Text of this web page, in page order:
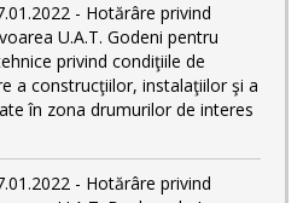
- Hotărâre privind
U.A.T. Godeni pentru
privind condiţiile de
a construcţiilor, instalaţiilor şi a
în zona drumurilor de interes
- Hotărâre privind